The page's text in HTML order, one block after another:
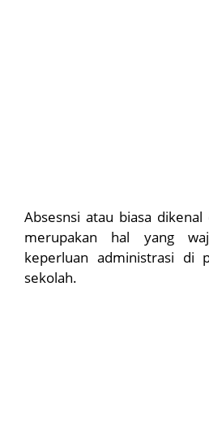
Absesnsi atau biasa
merupakan hal yang
keperluan administrasi di
sekolah.